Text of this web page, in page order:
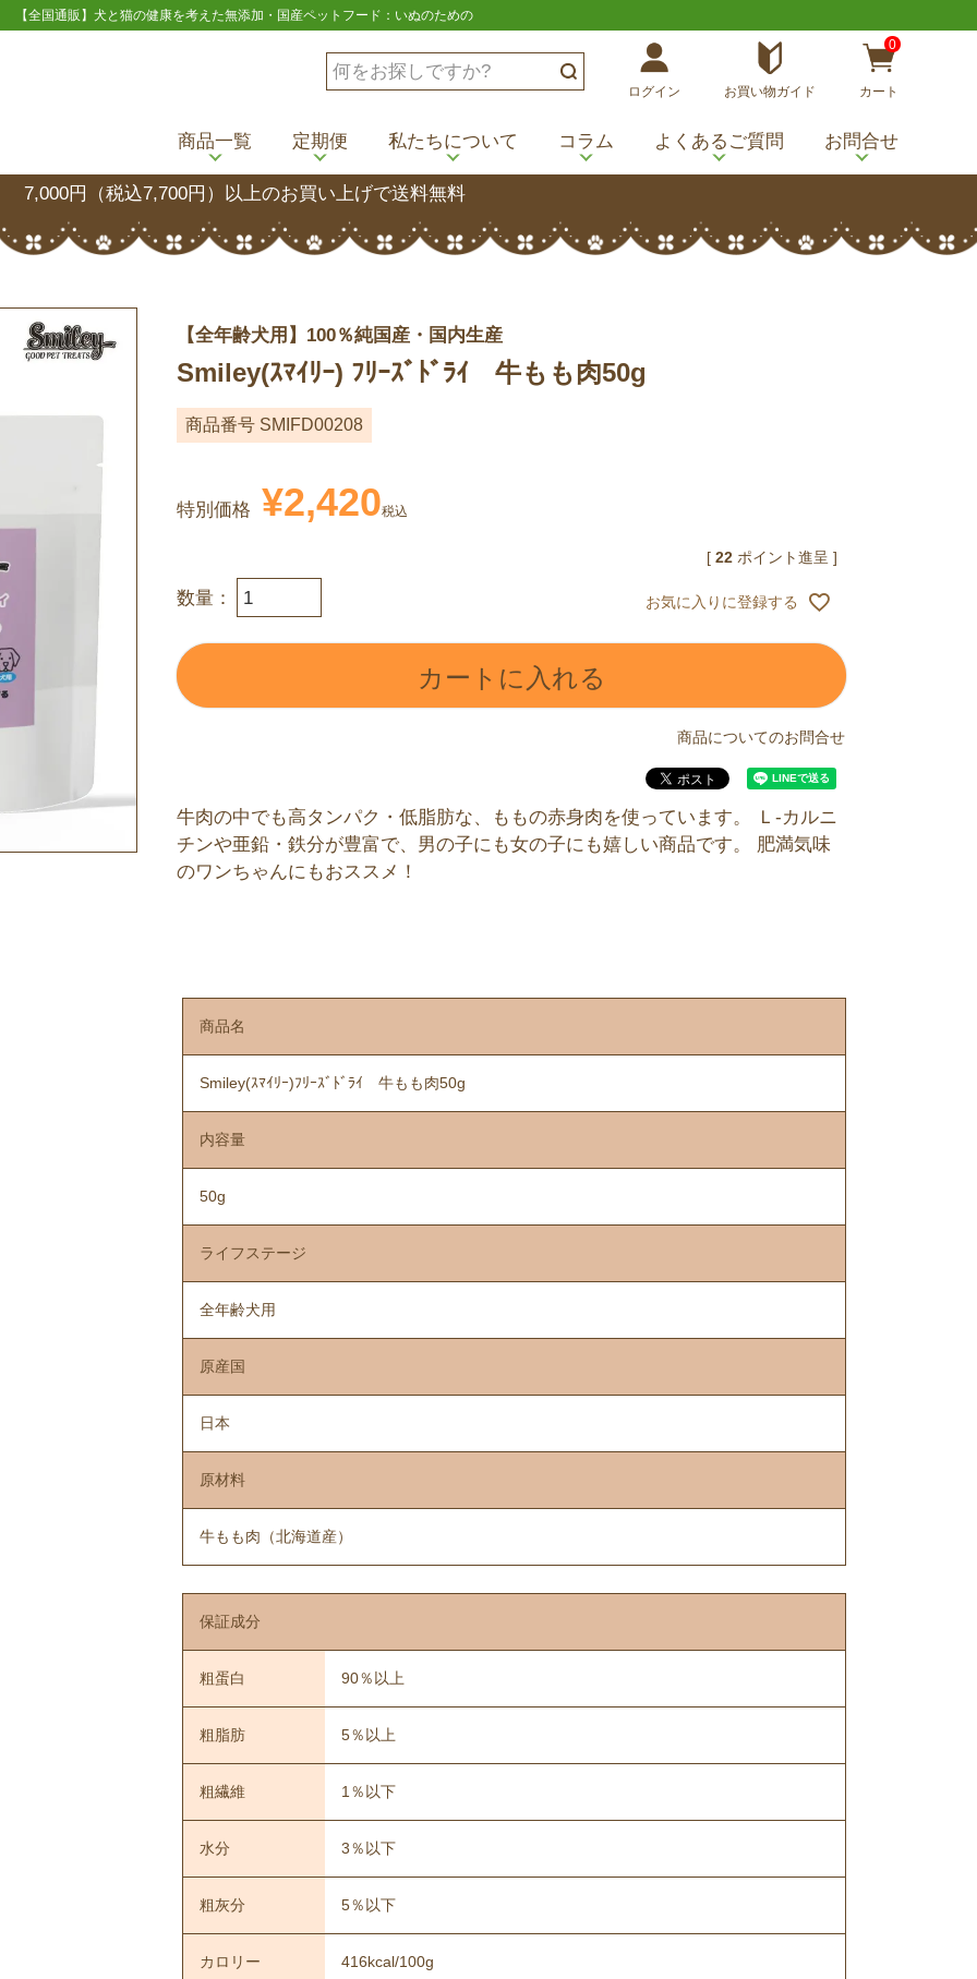
【全国通販】犬と猫の健康を考えた無添加・国産ペットフード：いぬのための
ログイン お買い物ガイド
0
カート
商品一覧 定期便 私たちについて コラム よくあるご質問 お問合せ
7,000円（税込7,700円）以上のお買い上げで送料無料
【全年齢犬用】100％純国産・国内生産
Smiley(ｽﾏｲﾘｰ) ﾌﾘｰｽﾞﾄﾞﾗｲ 牛もも肉50g
商品番号 SMIFD00208
特別価格 ¥2,420税込
[ 22 ポイント進呈 ]
お気に入りに登録する
カートに入れる
商品についてのお問合せ
牛肉の中でも高タンパク・低脂肪な、ももの赤身肉を使っています。 Ｌ-カルニ
チンや亜鉛・鉄分が豊富で、男の子にも女の子にも嬉しい商品です。 肥満気味
のワンちゃんにもおススメ！
商品名
Smiley(ｽﾏｲﾘｰ)ﾌﾘｰｽﾞﾄﾞﾗｲ 牛もも肉50g
内容量
50g
ライフステージ
全年齢犬用
原産国
日本
原材料
牛もも肉（北海道産）
保証成分
粗蛋白 90％以上
粗脂肪 5％以上
粗繊維 1％以下
水分 3％以下
粗灰分 5％以下
カロリー 416kcal/100g